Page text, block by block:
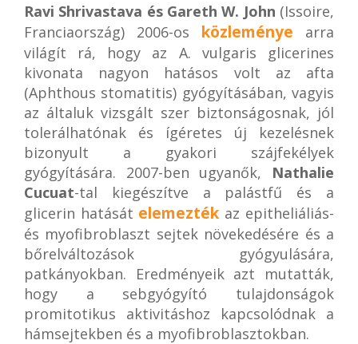
Ravi Shrivastava és Gareth W. John (Issoire,
Franciaország) 2006-os közleménye arra
világít rá, hogy az A. vulgaris glicerines
kivonata nagyon hatásos volt az afta
(Aphthous stomatitis) gyógyításában, vagyis
az általuk vizsgált szer biztonságosnak, jól
tolerálhatónak és ígéretes új kezelésnek
bizonyult a gyakori szájfekélyek
gyógyítására. 2007-ben ugyanők, Nathalie
Cucuat-tal kiegészítve a palástfű és a
glicerin hatását elemezték az epitheliáliás-
és myofibroblaszt sejtek növekedésére és a
bőrelváltozások gyógyulására,
patkányokban. Eredményeik azt mutatták,
hogy a sebgyógyító tulajdonságok
promitotikus aktivitáshoz kapcsolódnak a
hámsejtekben és a myofibroblasztokban.